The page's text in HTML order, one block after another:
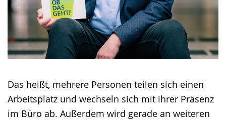
Das heißt, mehrere Personen teilen sich einen
Arbeitsplatz und wechseln sich mit ihrer Präsenz
im Büro ab. Außerdem wird gerade an weiteren